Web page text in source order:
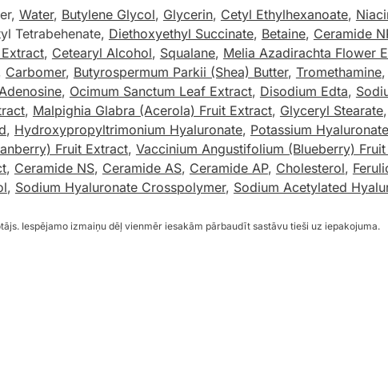
Water, Butylene Glycol, Glycerin, Cetyl Ethylhexanoate,
Tetrabehenate, Diethoxyethyl Succinate, Betaine, Ceramide
, Cetearyl Alcohol, Squalane, Melia Azadirachta Flower
Carbomer, Butyrospermum Parkii (Shea) Butter, Tromethamine,
, Ocimum Sanctum Leaf Extract, Disodium Edta,
, Malpighia Glabra (Acerola) Fruit Extract, Glyceryl Stearate,
, Hydroxypropyltrimonium Hyaluronate, Potassium Hyaluronate
Fruit Extract, Vaccinium Angustifolium (Blueberry)
, Ceramide NS, Ceramide AS, Ceramide AP, Cholesterol,
, Sodium Hyaluronate Crosspolymer, Sodium Acetylated
Iespējamo izmaiņu dēļ vienmēr iesakām pārbaudīt sastāvu tieši uz iepakojuma.